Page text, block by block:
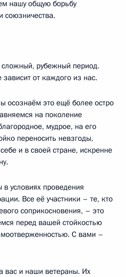
нашу общую борьбу
союзничества.
сложный, рубежный период.
от каждого из нас.
осознаём это ещё более остро
на поколение
мудрое, на его
переносить невзгоды,
и в своей стране, искренне
условиях проведения
Все её участники – те, кто
соприкосновения, – это
перед вашей стойкостью
С вами –
вас и наши ветераны. Их